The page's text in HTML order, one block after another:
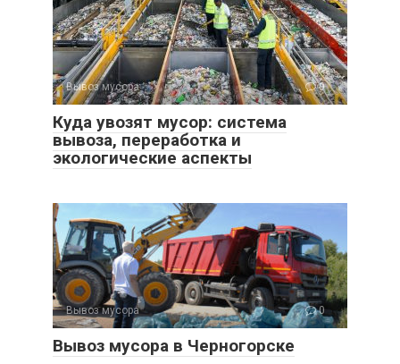
Вывоз мусора 0
Куда увозят мусор: система
вывоза, переработка и
экологические аспекты
Вывоз мусора 0
Вывоз мусора в Черногорске